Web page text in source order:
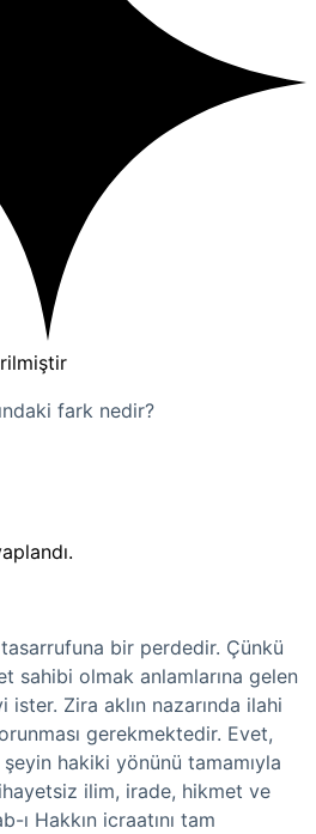
fark nedir?
bir perdedir. Çünkü
sahibi olmak anlamlarına gelen
Zira aklın nazarında ilahi
gerekmektedir. Evet,
hakiki yönünü tamamıyla
ilim, irade, hikmet ve
ı Hakkın icraatını tam